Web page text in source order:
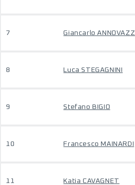
7 Giancarlo ANNOVAZZI
8 Luca STEGAGNINI
9 Stefano BIGIO
10 Francesco MAINARDI
11 Katia CAVAGNET